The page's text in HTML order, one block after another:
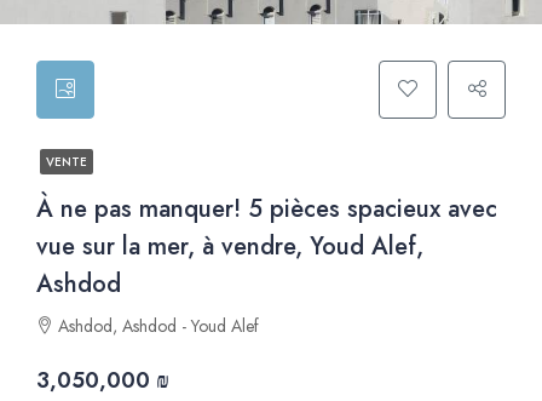
VENTE
À ne pas manquer! 5 pièces spacieux avec
vue sur la mer, à vendre, Youd Alef,
Ashdod
Ashdod, Ashdod - Youd Alef
3,050,000 ₪